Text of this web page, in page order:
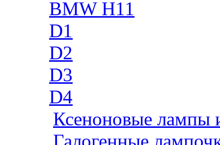
BMW H11
D1
D2
D3
D4
Ксеноновые лампы
Галогенные